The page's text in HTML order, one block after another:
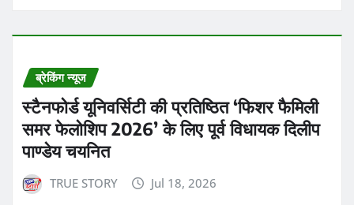
ब्रेकिंग न्यूज
स्टैनफोर्ड यूनिवर्सिटी की प्रतिष्ठित ‘फिशर फैमिली
समर फेलोशिप 2026’ के लिए पूर्व विधायक दिलीप
पाण्डेय चयनित
TRUE STORY Jul 18, 2026